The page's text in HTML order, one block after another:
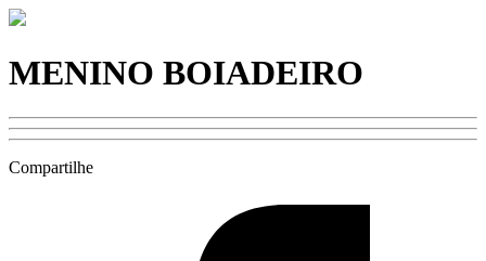
MENINO BOIADEIRO
Compartilhe